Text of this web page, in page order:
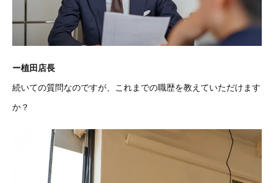
ー植田店長
続いての質問なのですが、これまでの職歴を教えていただけます
か？